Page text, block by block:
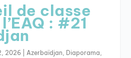
de classe
: #21
2026 Azerbaïdjan Diaporama